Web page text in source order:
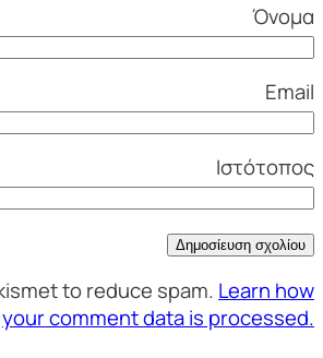
Όνομα
Email
Ιστότοπος
to reduce spam. Learn how
your comment data is processed.